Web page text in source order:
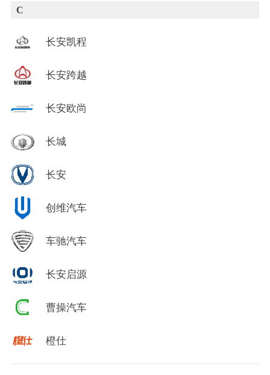
C
长安凯程
长安跨越
长安欧尚
长城
长安
创维汽车
车驰汽车
长安启源
曹操汽车
橙仕